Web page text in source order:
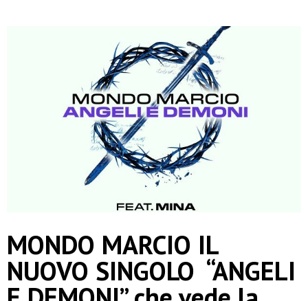
MONDO MARCIO IL
NUOVO SINGOLO “ANGELI